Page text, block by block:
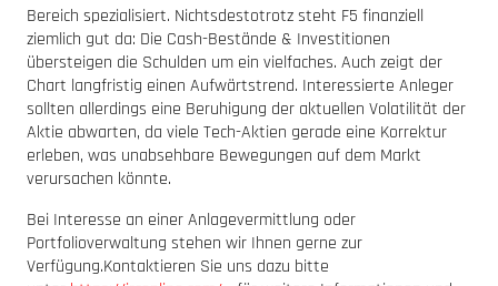
Bereich spezialisiert. Nichtsdestotrotz steht F5 finanziell
ziemlich gut da: Die Cash-Bestände & Investitionen
übersteigen die Schulden um ein vielfaches. Auch zeigt der
Chart langfristig einen Aufwärtstrend. Interessierte Anleger
sollten allerdings eine Beruhigung der aktuellen Volatilität der
Aktie abwarten, da viele Tech-Aktien gerade eine Korrektur
erleben, was unabsehbare Bewegungen auf dem Markt
verursachen könnte.
Bei Interesse an einer Anlagevermittlung oder
Portfolioverwaltung stehen wir Ihnen gerne zur
Verfügung.Kontaktieren Sie uns dazu bitte